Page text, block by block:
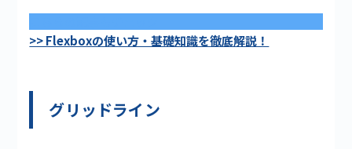
>> Flexboxの使い方・基礎知識を徹底解説！
グリッドライン